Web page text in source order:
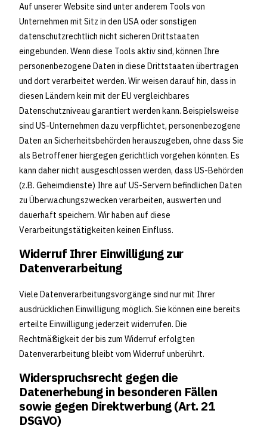
Auf unserer Website sind unter anderem Tools von
Unternehmen mit Sitz in den USA oder sonstigen
datenschutzrechtlich nicht sicheren Drittstaaten
eingebunden. Wenn diese Tools aktiv sind, können Ihre
personenbezogene Daten in diese Drittstaaten übertragen
und dort verarbeitet werden. Wir weisen darauf hin, dass in
diesen Ländern kein mit der EU vergleichbares
Datenschutzniveau garantiert werden kann. Beispielsweise
sind US-Unternehmen dazu verpflichtet, personenbezogene
Daten an Sicherheitsbehörden herauszugeben, ohne dass Sie
als Betroffener hiergegen gerichtlich vorgehen könnten. Es
kann daher nicht ausgeschlossen werden, dass US-Behörden
(z.B. Geheimdienste) Ihre auf US-Servern befindlichen Daten
zu Überwachungszwecken verarbeiten, auswerten und
dauerhaft speichern. Wir haben auf diese
Verarbeitungstätigkeiten keinen Einfluss.
Widerruf Ihrer Einwilligung zur
Datenverarbeitung
Viele Datenverarbeitungsvorgänge sind nur mit Ihrer
ausdrücklichen Einwilligung möglich. Sie können eine bereits
erteilte Einwilligung jederzeit widerrufen. Die
Rechtmäßigkeit der bis zum Widerruf erfolgten
Datenverarbeitung bleibt vom Widerruf unberührt.
Widerspruchsrecht gegen die
Datenerhebung in besonderen Fällen
sowie gegen Direktwerbung (Art. 21
DSGVO)